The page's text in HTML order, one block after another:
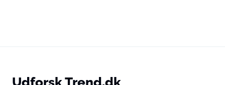
Udforsk Trend.dk